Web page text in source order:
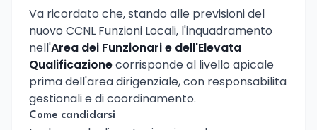
Va ricordato che, stando alle previsioni del
nuovo CCNL Funzioni Locali, l'inquadramento
nell'Area dei Funzionari e dell'Elevata
Qualificazionecorrisponde al livello apicale
prima dell'area dirigenziale, con responsabilita
gestionali e di coordinamento.
Come candidarsi